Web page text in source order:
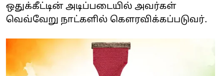
ஒதுக்கீட்டின் அடிப்படையில் அவர்கள்
வெவ்வேறு நாட்களில் கௌரவிக்கப்படுவர்.